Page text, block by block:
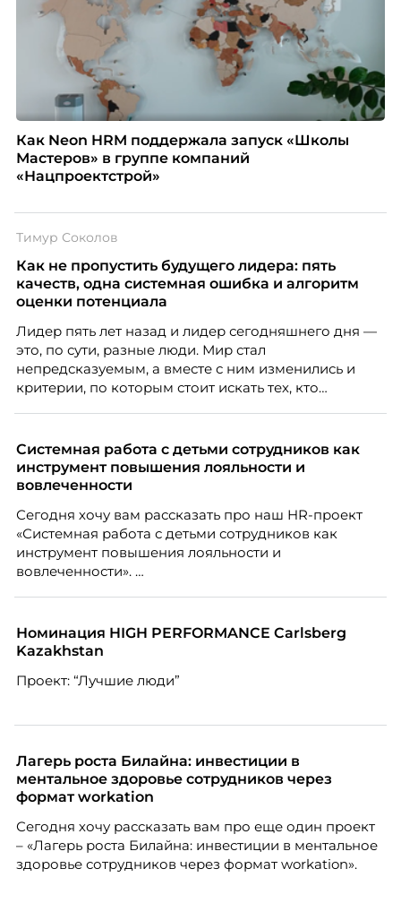
Как Neon HRM поддержала запуск «Школы
Мастеров» в группе компаний
«Нацпроектстрой»
Тимур Соколов
Как не пропустить будущего лидера: пять
качеств, одна системная ошибка и алгоритм
оценки потенциала
Лидер пять лет назад и лидер сегодняшнего дня —
это, по сути, разные люди. Мир стал
непредсказуемым, а вместе с ним изменились и
критерии, по которым стоит искать тех, кто
«свадебного генерала», почему стандартные
системы оценки часто упускают самых талантливых
людей и как выявить лидерский потенциал ещё до
Тимур Соколов, ключевой эксперт по
стратегическому развитию и формированию
культуры лидерства в организациях.
Системная работа с детьми сотрудников как
инструмент повышения лояльности и
вовлеченности
Сегодня хочу вам рассказать про наш HR-проект
«Системная работа с детьми сотрудников как
инструмент повышения лояльности и
вовлеченности».
Номинация HIGH PERFORMANCE Carlsberg
Kazakhstan
Проект: “Лучшие люди”
Лагерь роста Билайна: инвестиции в
ментальное здоровье сотрудников через
формат workation
Сегодня хочу рассказать вам про еще один проект
– «Лагерь роста Билайна: инвестиции в ментальное
здоровье сотрудников через формат workation».